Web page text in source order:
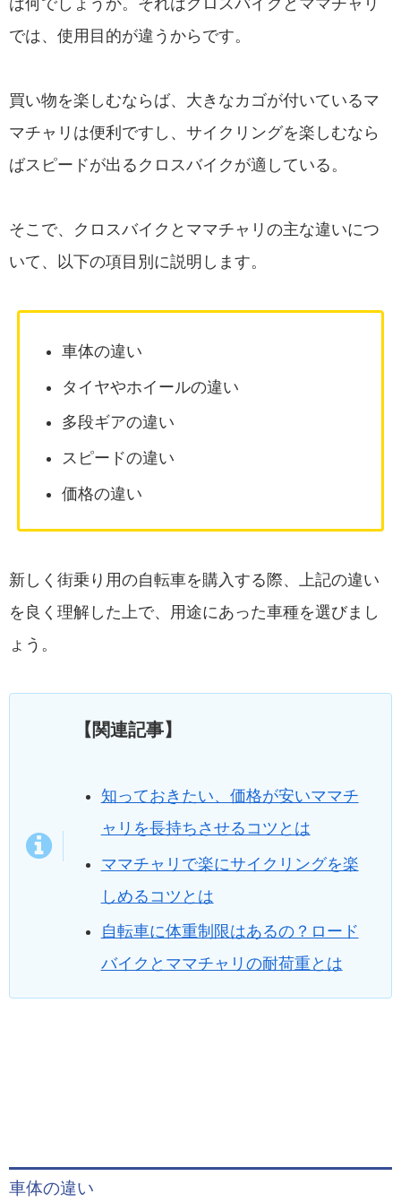
は何でしょうか。それはクロスバイクとママチャリ
では、使用目的が違うからです。
買い物を楽しむならば、大きなカゴが付いているマ
マチャリは便利ですし、サイクリングを楽しむなら
ばスピードが出るクロスバイクが適している。
そこで、クロスバイクとママチャリの主な違いにつ
いて、以下の項目別に説明します。
車体の違い
タイヤやホイールの違い
多段ギアの違い
スピードの違い
価格の違い
新しく街乗り用の自転車を購入する際、上記の違い
を良く理解した上で、用途にあった車種を選びまし
ょう。
【関連記事】
知っておきたい、価格が安いママチ
ャリを長持ちさせるコツとは
ママチャリで楽にサイクリングを楽
しめるコツとは
自転車に体重制限はあるの？ロード
バイクとママチャリの耐荷重とは
車体の違い